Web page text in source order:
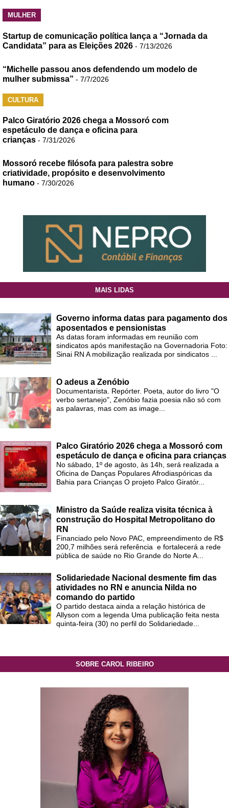
MULHER
Startup de comunicação política lança a “Jornada da
Candidata” para as Eleições 2026 - 7/13/2026
“Michelle passou anos defendendo um modelo de
mulher submissa” - 7/7/2026
CULTURA
Palco Giratório 2026 chega a Mossoró com
espetáculo de dança e oficina para
crianças - 7/31/2026
Mossoró recebe filósofa para palestra sobre
criatividade, propósito e desenvolvimento
humano - 7/30/2026
MAIS LIDAS
Governo informa datas para pagamento dos
aposentados e pensionistas
As datas foram informadas em reunião com
sindicatos após manifestação na Governadoria Foto:
Sinai RN A mobilização realizada por sindicatos ...
O adeus a Zenóbio
Documentarista. Repórter. Poeta, autor do livro "O
verbo sertanejo", Zenóbio fazia poesia não só com
as palavras, mas com as image...
Palco Giratório 2026 chega a Mossoró com
espetáculo de dança e oficina para crianças
No sábado, 1º de agosto, às 14h, será realizada a
Oficina de Danças Populares Afrodiaspóricas da
Bahia para Crianças O projeto Palco Giratór...
Ministro da Saúde realiza visita técnica à
construção do Hospital Metropolitano do
RN
Financiado pelo Novo PAC, empreendimento de R$
200,7 milhões será referência e fortalecerá a rede
pública de saúde no Rio Grande do Norte A...
Solidariedade Nacional desmente fim das
atividades no RN e anuncia Nilda no
comando do partido
O partido destaca ainda a relação histórica de
Allyson com a legenda Uma publicação feita nesta
quinta-feira (30) no perfil do Solidariedade...
SOBRE CAROL RIBEIRO